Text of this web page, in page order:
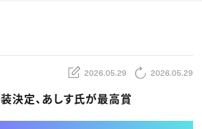
事情
トップ
2026.05.29 2026.05.29
決定、あしす氏が最高賞